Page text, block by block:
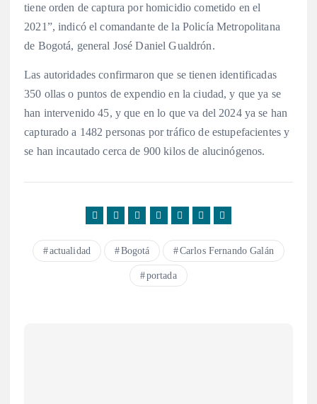
tiene orden de captura por homicidio cometido en el
2021”, indicó el comandante de la Policía Metropolitana
de Bogotá, general José Daniel Gualdrón.
Las autoridades confirmaron que se tienen identificadas
350 ollas o puntos de expendio en la ciudad, y que ya se
han intervenido 45, y que en lo que va del 2024 ya se han
capturado a 1482 personas por tráfico de estupefacientes y
se han incautado cerca de 900 kilos de alucinógenos.
actualidad Bogotá Carlos Fernando Galán
portada